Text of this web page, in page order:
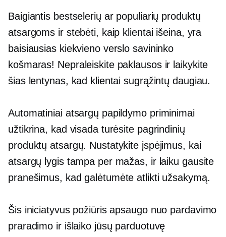
Baigiantis bestselerių ar populiarių produktų
atsargoms ir stebėti, kaip klientai išeina, yra
baisiausias kiekvieno verslo savininko
košmaras! Nepraleiskite paklausos ir laikykite
šias lentynas, kad klientai sugrąžintų daugiau.
Automatiniai atsargų papildymo priminimai
užtikrina, kad visada turėsite pagrindinių
produktų atsargų. Nustatykite įspėjimus, kai
atsargų lygis tampa per mažas, ir laiku gausite
pranešimus, kad galėtumėte atlikti užsakymą.
Šis iniciatyvus požiūris apsaugo nuo pardavimo
praradimo ir išlaiko jūsų parduotuvę